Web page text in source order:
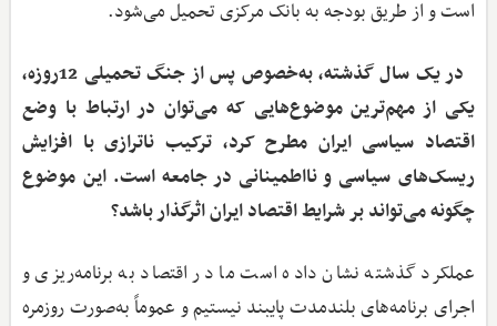
است و از طریق بودجه به بانک مرکزی تحمیل می‌شود.
در یک سال گذشته، به‌خصوص پس از جنگ تحمیلی 12روزه،
یکی از مهم‌ترین موضوع‌هایی که می‌توان در ارتباط با وضع
اقتصاد سیاسی ایران مطرح کرد، ترکیب ناترازی با افزایش
ریسک‌های سیاسی و نااطمینانی در جامعه است. این موضوع
چگونه می‌تواند بر شرایط اقتصاد ایران اثرگذار باشد؟
عملکرد گذشته نشان داده است ما در اقتصاد به برنامه‌ریزی و
اجرای برنامه‌های بلندمدت پایبند نیستیم و عموماً به‌صورت روزمره